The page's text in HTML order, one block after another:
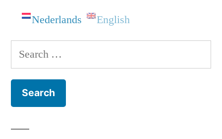
Nederlands English
Search
for: